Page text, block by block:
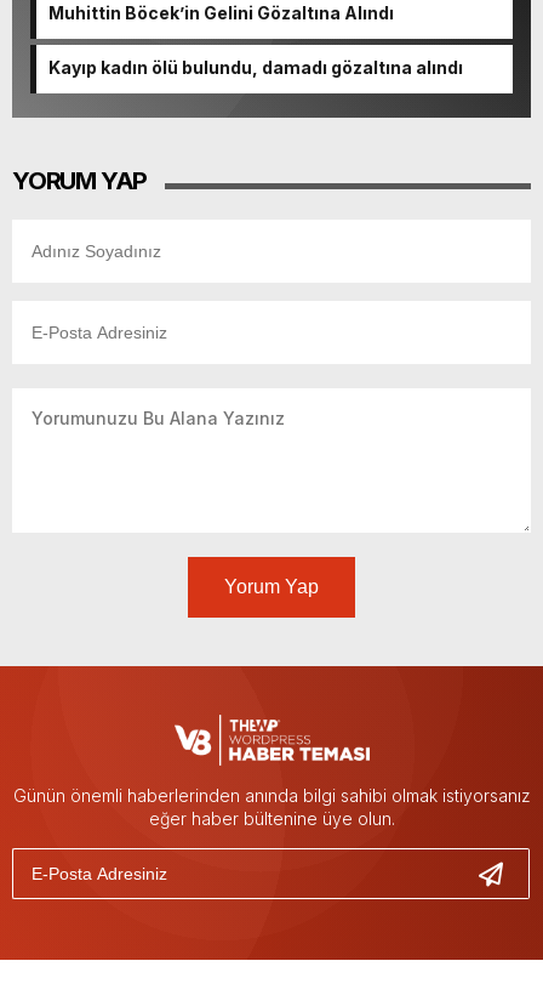
Muhittin Böcek’in Gelini Gözaltına Alındı
Kayıp kadın ölü bulundu, damadı gözaltına alındı
YORUM YAP
Yorum Yap
Günün önemli haberlerinden anında bilgi sahibi olmak istiyorsanız
eğer haber bültenine üye olun.